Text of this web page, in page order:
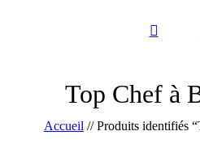
Top Chef à
Accueil //Produits identifiés